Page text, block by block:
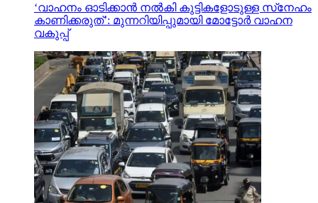
‘വാഹനം ഓടിക്കാന്‍ നല്‍കി കുട്ടികളോടുള്ള സ്‌നേഹം
കാണിക്കരുത്’: മുന്നറിയിപ്പുമായി മോട്ടോര്‍ വാഹന
വകുപ്പ്